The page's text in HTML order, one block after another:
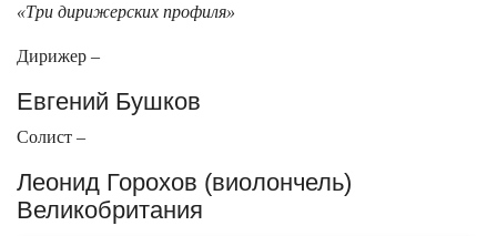
«Три дирижерских профиля»
Дирижер –
Евгений Бушков
Солист –
Леонид Горохов (виолончель)
Великобритания